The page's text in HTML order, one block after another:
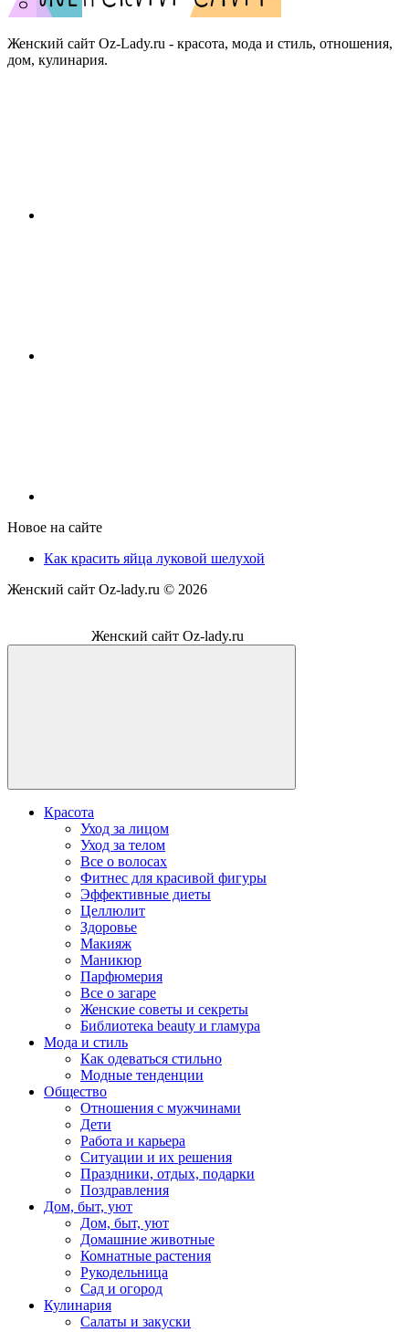
Женский сайт Oz-Lady.ru - красота, мода и стиль, отношения,
дом, кулинария.
Новое на сайте
Как красить яйца луковой шелухой
Женский сайт Oz-lady.ru © 2026
Женский сайт Oz-lady.ru
Красота
Уход за лицом
Уход за телом
Все о волосах
Фитнес для красивой фигуры
Эффективные диеты
Целлюлит
Здоровье
Макияж
Маникюр
Парфюмерия
Все о загаре
Женские советы и секреты
Библиотека beauty и гламура
Мода и стиль
Как одеваться стильно
Модные тенденции
Общество
Отношения с мужчинами
Дети
Работа и карьера
Ситуации и их решения
Праздники, отдых, подарки
Поздравления
Дом, быт, уют
Дом, быт, уют
Домашние животные
Комнатные растения
Рукодельница
Сад и огород
Кулинария
Салаты и закуски